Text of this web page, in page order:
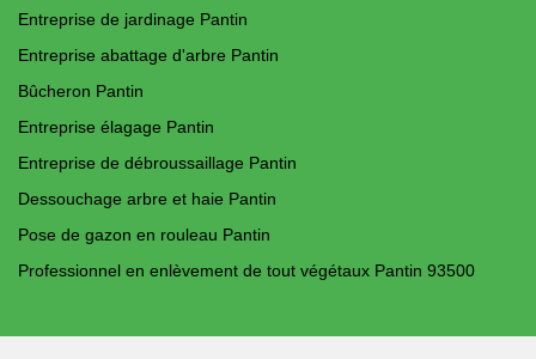
Entreprise de jardinage Pantin
Entreprise abattage d'arbre Pantin
Bûcheron Pantin
Entreprise élagage Pantin
Entreprise de débroussaillage Pantin
Dessouchage arbre et haie Pantin
Pose de gazon en rouleau Pantin
Professionnel en enlèvement de tout végétaux Pantin 93500